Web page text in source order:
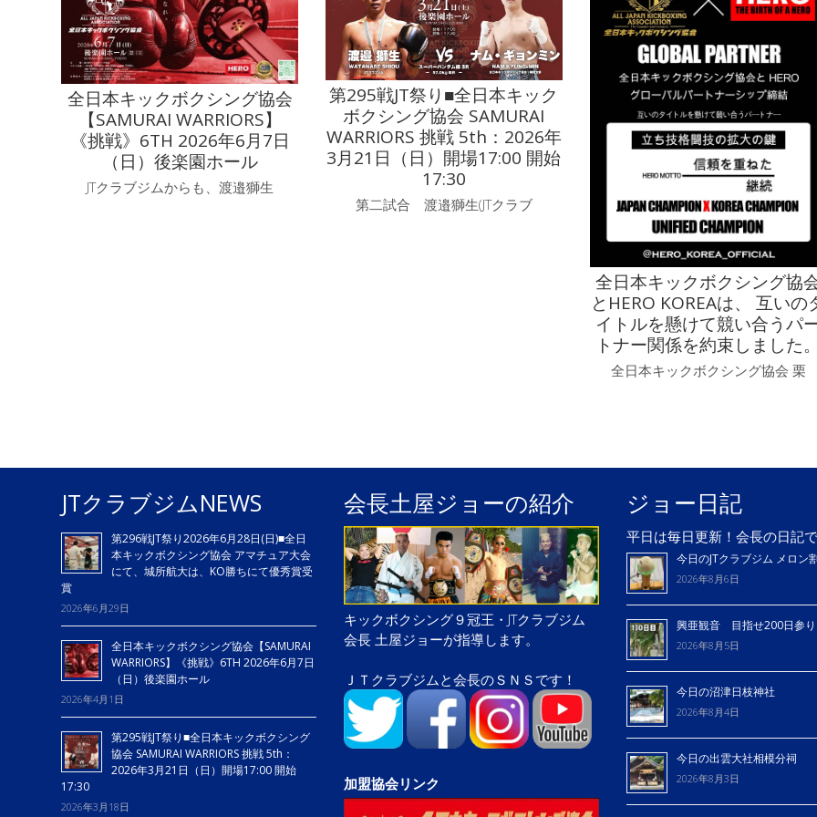
上
が
り
ま
す!
は
全日本キックボクシング協会
【SAMURAI WARRIORS】
《挑戦》6TH 2026年6月7日
（日）後楽園ホール
JTクラブジムからも、渡邉獅生
第295戦JT祭り■全日本キック
ボクシング協会 SAMURAI
WARRIORS 挑戦 5th：2026年
3月21日（日）開場17:00 開始
17:30
第二試合 渡邉獅生(JTクラブ
全日本キックボクシング協
とHERO KOREAは、 互いの
イトルを懸けて競い合うパ
トナー関係を約束しました。
全日本キックボクシング協会 栗
JTクラブジムNEWS
第296戦JT祭り2026年6月28日(日)■全日
本キックボクシング協会 アマチュア大会
にて、城所航大は、KO勝ちにて優秀賞受
賞
2026年6月29日
全日本キックボクシング協会【SAMURAI
WARRIORS】《挑戦》6TH 2026年6月7日
（日）後楽園ホール
2026年4月1日
第295戦JT祭り■全日本キックボクシング
協会 SAMURAI WARRIORS 挑戦 5th：
2026年3月21日（日）開場17:00 開始
17:30
2026年3月18日
会長土屋ジョーの紹介
キックボクシング９冠王・JTクラブジム
会長 土屋ジョーが指導します。
ＪＴクラブジムと会長のＳＮＳです！
加盟協会リンク
ジョー日記
平日は毎日更新！会長の日記
今日のJTクラブジム メロン
2026年8月6日
興亜観音 目指せ200日参
2026年8月5日
今日の沼津日枝神社
2026年8月4日
今日の出雲大社相模分祠
2026年8月3日